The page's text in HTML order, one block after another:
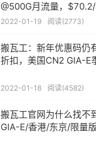
@500G月流量，
2022-01-19 阅读(2773)
搬瓦工：新年优惠码仍
折扣，美国CN2 GIA-
2022-01-18 阅读(4582)
搬瓦工官网为什么找不
GIA-E/香港/东京/限量版